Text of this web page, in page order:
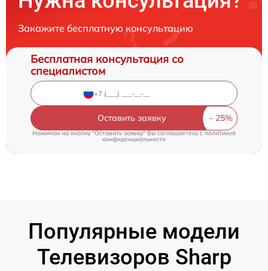
Закажите бесплатную консультацию
Бесплатная консультация со
специалистом
Оставить заявку
Нажимая на кнопку "Оставить заявку" Вы соглашаетесь c политикой
конфиденциальности
Популярные модели
Телевизоров Sharp